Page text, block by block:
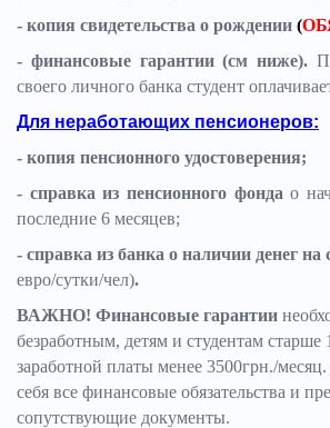
- копия свидетельства о рождении (
- финансовые гарантии (см ниже).
своего личного банка студент
Для неработающих пенсионеров:
- копия пенсионного удостоверения;
- справка из пенсионного фондао
последние 6 месяцев;
- справка из банка о наличии денег на
евро/сутки/чел).
ВАЖНО! Финансовые гарантии н
безработным, детям и студентам старше
заработной платы менее 3500грн./
себя все финансовые обязательства и
сопутствующие документы.